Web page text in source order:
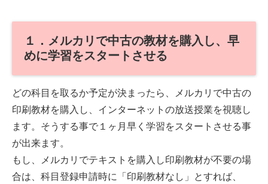
１．メルカリで中古の教材を購入し、早
めに学習をスタートさせる
どの科目を取るか予定が決まったら、メルカリで中古の
印刷教材を購入し、インターネットの放送授業を視聴し
ます。そうする事で１ヶ月早く学習をスタートさせる事
が出来ます。
もし、メルカリでテキストを購入し印刷教材が不要の場
合は、科目登録申請時に「印刷教材なし」とすれば、